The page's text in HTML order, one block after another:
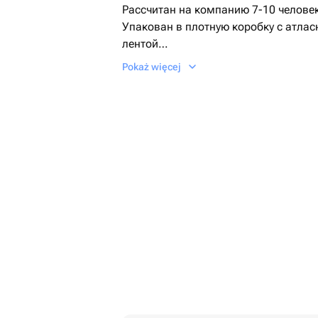
Рассчитан на компанию 7-10
Упакован в плотную коробку с
лентой
Срокхранения 72 часа при
Pokaż więcej